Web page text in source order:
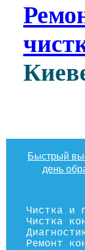
Быстрый
день
Чистка и
Чистка
Ремонт